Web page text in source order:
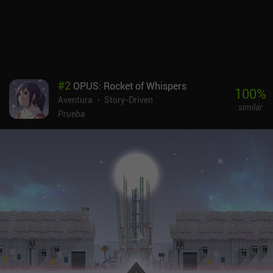
#2 OPUS: Rocket of Whispers
Aventura
Story-Driven
Prueba
100%
similar